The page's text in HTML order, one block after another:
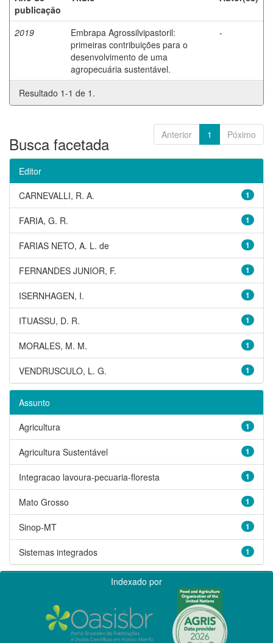
publicação
2019
Embrapa Agrossilvipastoril:
primeiras contribuições para o
desenvolvimento de uma
agropecuária sustentável.
-
Resultado 1-1 de 1.
Anterior 1 Póximo
Busca facetada
Editor
1
CARNEVALLI, R. A.
1
FARIA, G. R.
1
FARIAS NETO, A. L. de
1
FERNANDES JUNIOR, F.
1
ISERNHAGEN, I.
1
ITUASSU, D. R.
1
MORALES, M. M.
1
VENDRUSCULO, L. G.
Assunto
1
Agricultura
1
Agricultura Sustentável
1
Integracao lavoura-pecuaria-floresta
1
Mato Grosso
1
Sinop-MT
1
Sistemas integrados
Indexado por